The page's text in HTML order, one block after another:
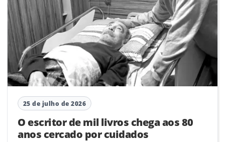
25 de julho de 2026
O escritor de mil livros chega aos 80
anos cercado por cuidados